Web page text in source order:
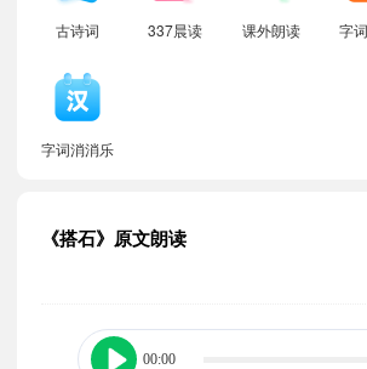
古诗词 337晨读 课外朗读 字
字词消消乐
《搭石》原文朗读
00:00